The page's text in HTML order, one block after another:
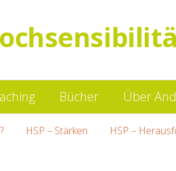
Springe
zum
Bücher Über
HSP – Stärken HSP –